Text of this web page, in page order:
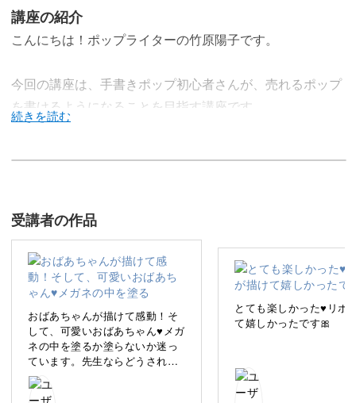
講座の紹介
こんにちは！ポップライターの竹原陽子です。
今回の講座は、手書きポップ初心者さんが、売れるポップ
を書けるようになることを目指す講座です。
りたい！」「お客様に良さをアピールしたい！」 と思っ
たことがきっかけで、ポップ制作を始めました。
いざポップ制作してみると、お客様の反応もとても良く、
売り上げもぐんぐんアップ！
まるでもう一人の自分のように働いてくれる「手書きポッ
受講者の作品
おばあちゃんが描けて感動！そ
して、可愛いおばあちゃん♥️メガ
ネの中を塗るか塗らないか迷っ
ています。先生ならどうされま
すか？
初めてコピックを使いました。
とても楽しかった♥️リボ
て嬉しかったです🎀